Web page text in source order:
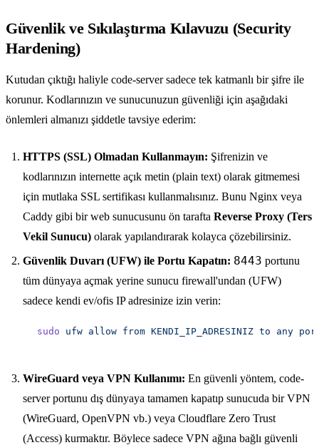
Güvenlik ve Sıkılaştırma Kılavuzu (Security
Hardening)
Kutudan çıktığı haliyle code-server sadece tek katmanlı bir şifre ile
korunur. Kodlarınızın ve sunucunuzun güvenliği için aşağıdaki
önlemleri almanızı şiddetle tavsiye ederim:
HTTPS (SSL) Olmadan Kullanmayın: Şifrenizin ve
kodlarınızın internette açık metin (plain text) olarak gitmemesi
için mutlaka SSL sertifikası kullanmalısınız. Bunu Nginx veya
Caddy gibi bir web sunucusunu ön tarafta Reverse Proxy (Ters
Vekil Sunucu) olarak yapılandırarak kolayca çözebilirsiniz.
Güvenlik Duvarı (UFW) ile Portu Kapatın: 8443 portunu
tüm dünyaya açmak yerine sunucu firewall'undan (UFW)
sadece kendi ev/ofis IP adresinize izin verin:
sudo ufw allow from KENDI_IP_ADRESINIZ to any
WireGuard veya VPN Kullanımı: En güvenli yöntem, code-
server portunu dış dünyaya tamamen kapatıp sunucuda bir VPN
(WireGuard, OpenVPN vb.) veya Cloudflare Zero Trust
(Access) kurmaktır. Böylece sadece VPN ağına bağlı güvenli